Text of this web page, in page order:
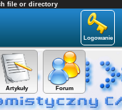
file or directory
Logowanie
Artykuły Forum
Panel użytkownika